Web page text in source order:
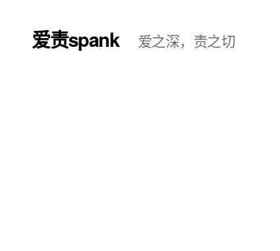
爱责spank 爱之深，责之切